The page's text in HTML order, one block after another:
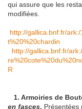
qui assure que les
modifiées.
http://gallica.bnf.fr/
t%20%20chardin
http://gallica.bnf.fr/
R
1. Armoiries de
en fasces. Présentées